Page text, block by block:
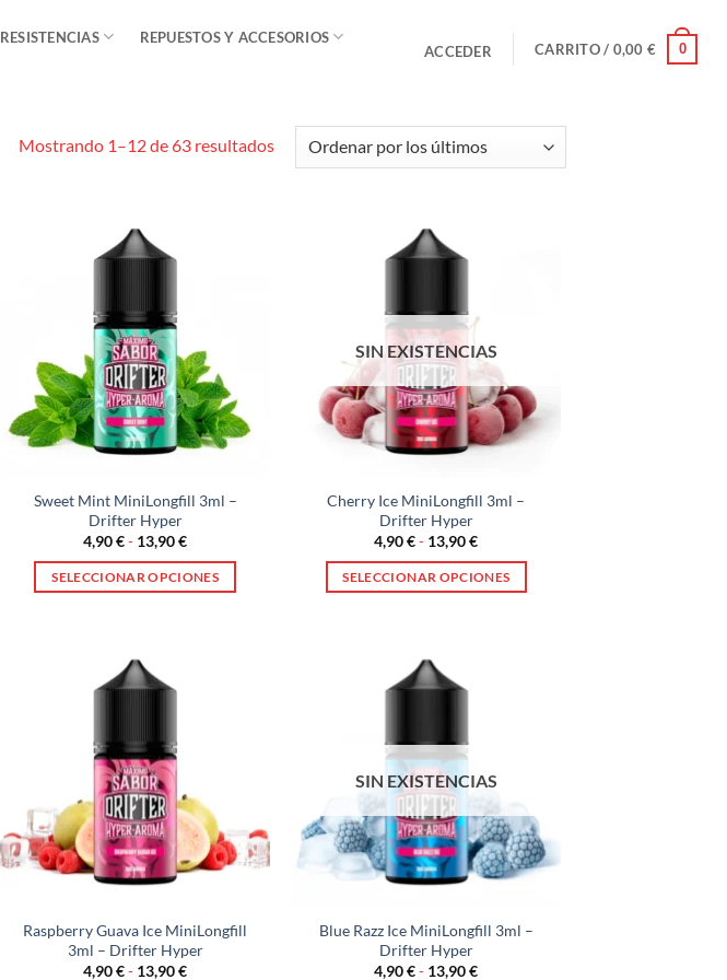
RESISTENCIAS
REPUESTOS Y ACCESORIOS
ACCEDER CARRITO / 0,00 € 0
Mostrando 1–12 de 63 resultadosOrdenado
por
Sweet Mint MiniLongfill 3ml –
Drifter Hyper
4,90€- 13,90€Rango
precios:
desde
SELECCIONAR OPCIONES
tiene
múltiples
opciones
se
pueden
elegir
en
la
de
producto
SIN EXISTENCIAS
Cherry Ice MiniLongfill 3ml –
Drifter Hyper
4,90€- 13,90€Rango
precios:
desde
SELECCIONAR OPCIONES
tiene
múltiples
opciones
se
pueden
elegir
en
la
de
producto
Raspberry Guava Ice MiniLongfill
3ml – Drifter Hyper
4,90€- 13,90€Rango
SIN EXISTENCIAS
Blue Razz Ice MiniLongfill 3ml –
Drifter Hyper
4,90€- 13,90€Rango